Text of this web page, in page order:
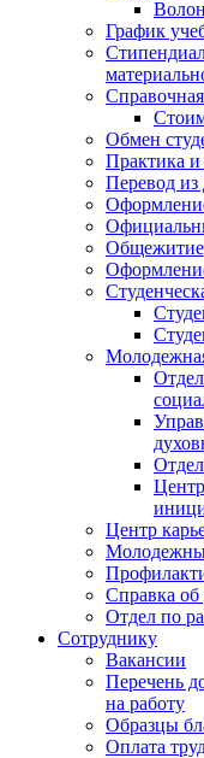
График
Обмен
Практика и
Перевод из
Общежитие
Центр
Справка об
Отдел по
Сотруднику
Вакансии
Перечень
на работу
Образцы
Оплата